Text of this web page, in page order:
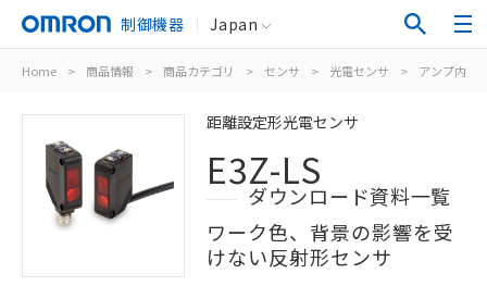
制御機器 Japan
Home > 商品情報 > 商品カテゴリ > センサ > 光電センサ > アンプ内蔵
距離設定形光電センサ
E3Z-LS
ダウンロード資料一覧
ワーク色、背景の影響を受
けない反射形センサ